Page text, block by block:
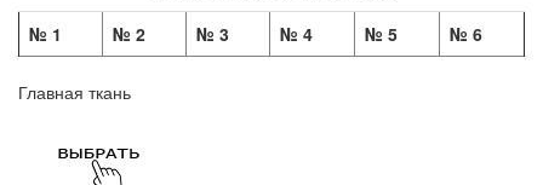
№ 1
№ 2 № 3 № 4 № 5 № 6
Главная ткань